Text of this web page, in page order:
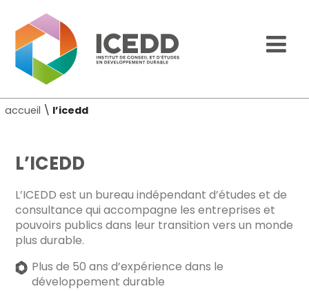
accueil \ l’icedd
L’ICEDD
L’ICEDD est un bureau indépendant d’études et de
consultance qui accompagne les entreprises et
pouvoirs publics dans leur transition vers un monde
plus durable.
Plus de 50 ans d’expérience dans le
développement durable